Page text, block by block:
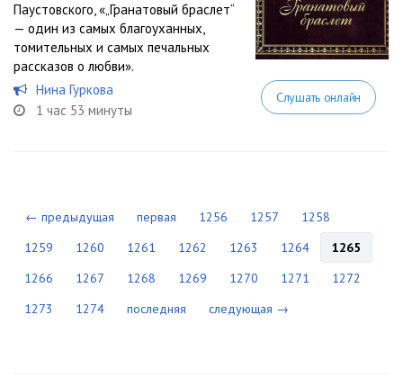
Паустовского, «„Гранатовый браслет“
— один из самых благоуханных,
томительных и самых печальных
рассказов о любви».
Нина Гуркова
1 час 53 минуты
Слушать онлайн
← предыдущая первая 1256 1257
1258
1259
1260 1261 1262 1263 1264
1265
1266
1267 1268 1269 1270 1271
1272
1273
1274 последняя следующая →